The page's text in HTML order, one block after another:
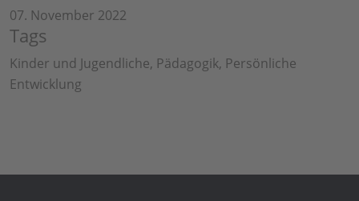
07. November 2022
Tags
Kinder und Jugendliche, Pädagogik, Persönliche
Entwicklung